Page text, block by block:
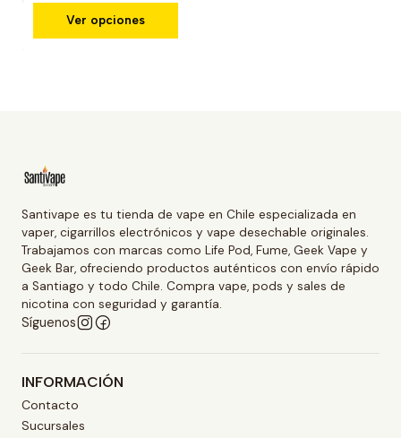
Ver opciones
Santivape es tu tienda de vape en Chile especializada en
vaper, cigarrillos electrónicos y vape desechable originales.
Trabajamos con marcas como Life Pod, Fume, Geek Vape y
Geek Bar, ofreciendo productos auténticos con envío rápido
a Santiago y todo Chile. Compra vape, pods y sales de
nicotina con seguridad y garantía.
Síguenos
INFORMACIÓN
Contacto
Sucursales